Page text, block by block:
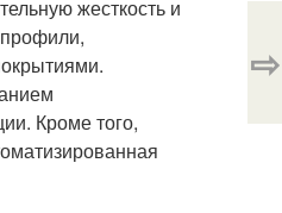
жесткость и
Кроме того,
⇨